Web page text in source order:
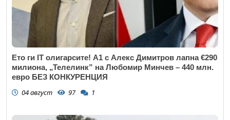
Ето ги IT олигарсите! А1 с Алекс Димитров лапна €290
милиона, „Телелинк” на Любомир Минчев – 440 млн.
евро БЕЗ КОНКУРЕНЦИЯ
04 август 97 1